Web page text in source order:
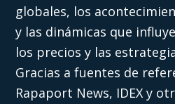
globales, los
y las dinámicas que
los precios y las
Gracias a fuentes de
Rapaport News, IDEX y